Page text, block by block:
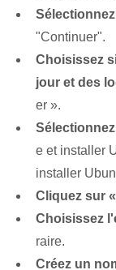
"Continuer".
Choisissez
jour et des
er ».
e et installer
installer
Cliquez sur
Choisissez
raire.
Créez un